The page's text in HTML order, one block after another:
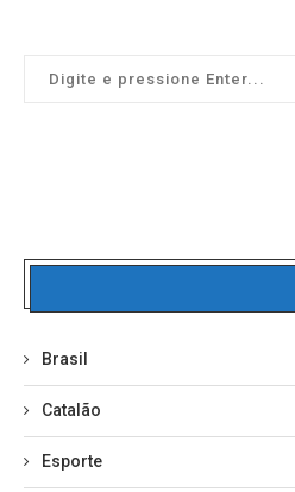
Brasil
Catalão
Esporte